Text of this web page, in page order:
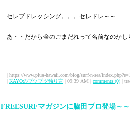
セレブドレッシング。。。セレドレ～～
あ・・だから金のごまだれって名前なのかし
| https://www.plus-hawaii.com/blog/surf-n-sea/
| KAYOのブツブツ独り言 | 09:39 AM | comments (0) |
FREESURFマガジンに脇田プロ登場～～